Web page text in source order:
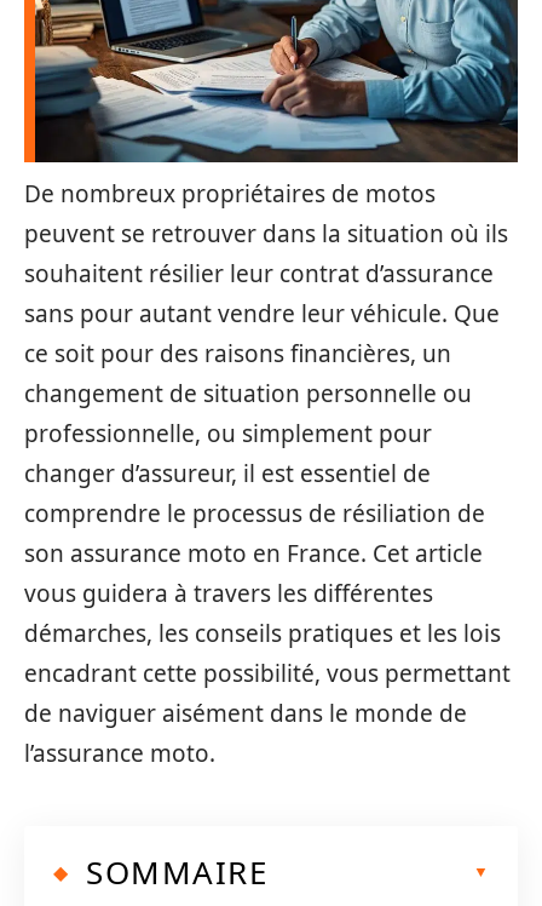
De nombreux propriétaires de motos
peuvent se retrouver dans la situation où ils
souhaitent résilier leur contrat d’assurance
sans pour autant vendre leur véhicule. Que
ce soit pour des raisons financières, un
changement de situation personnelle ou
professionnelle, ou simplement pour
changer d’assureur, il est essentiel de
comprendre le processus de résiliation de
son assurance moto en France. Cet article
vous guidera à travers les différentes
démarches, les conseils pratiques et les lois
encadrant cette possibilité, vous permettant
de naviguer aisément dans le monde de
l’assurance moto.
SOMMAIRE